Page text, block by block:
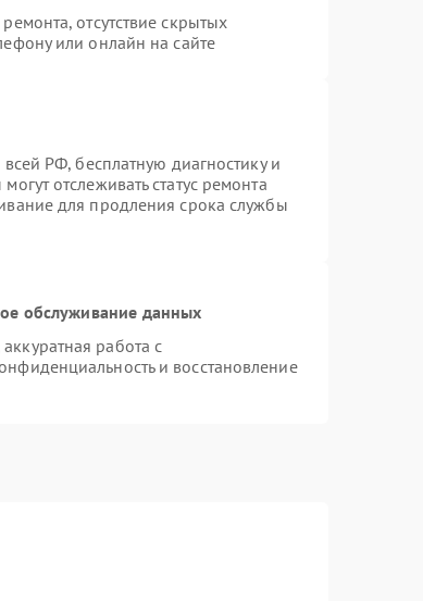
отсутствие скрытых
или онлайн на сайте
РФ, бесплатную диагностику и
отслеживать статус ремонта
для продления срока службы
обслуживание данных
работа с
и восстановление